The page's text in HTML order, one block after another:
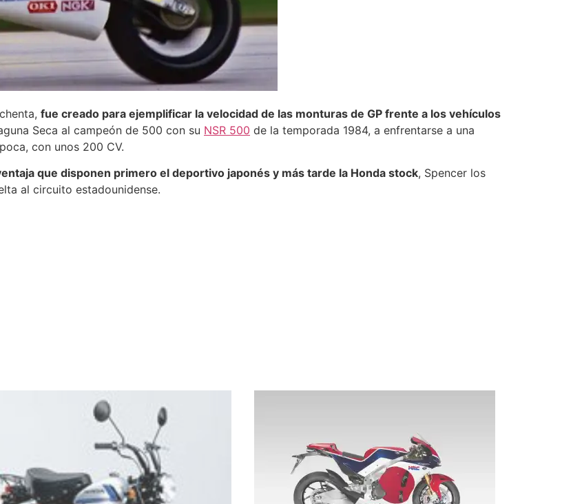
fue creado para ejemplificar la velocidad de las monturas de GP frente a los vehículos
Seca al campeón de 500 con su NSR 500 de la temporada 1984, a enfrentarse a una
con unos 200 CV.
que disponen primero el deportivo japonés y más tarde la Honda stock, Spencer los
al circuito estadounidense.